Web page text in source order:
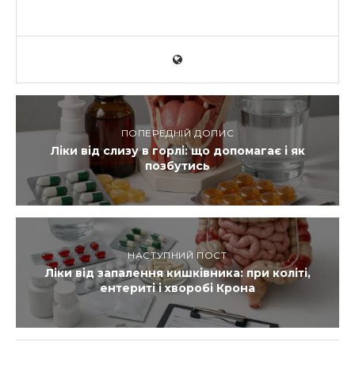
ПОПЕРЕДНІЙ ДОПИС
Ліки від слизу в горлі: що допомагає і як
позбутись
НАСТУПНИЙ ПОСТ
Ліки від запалення кишківника: при коліті,
ентериті і хворобі Крона